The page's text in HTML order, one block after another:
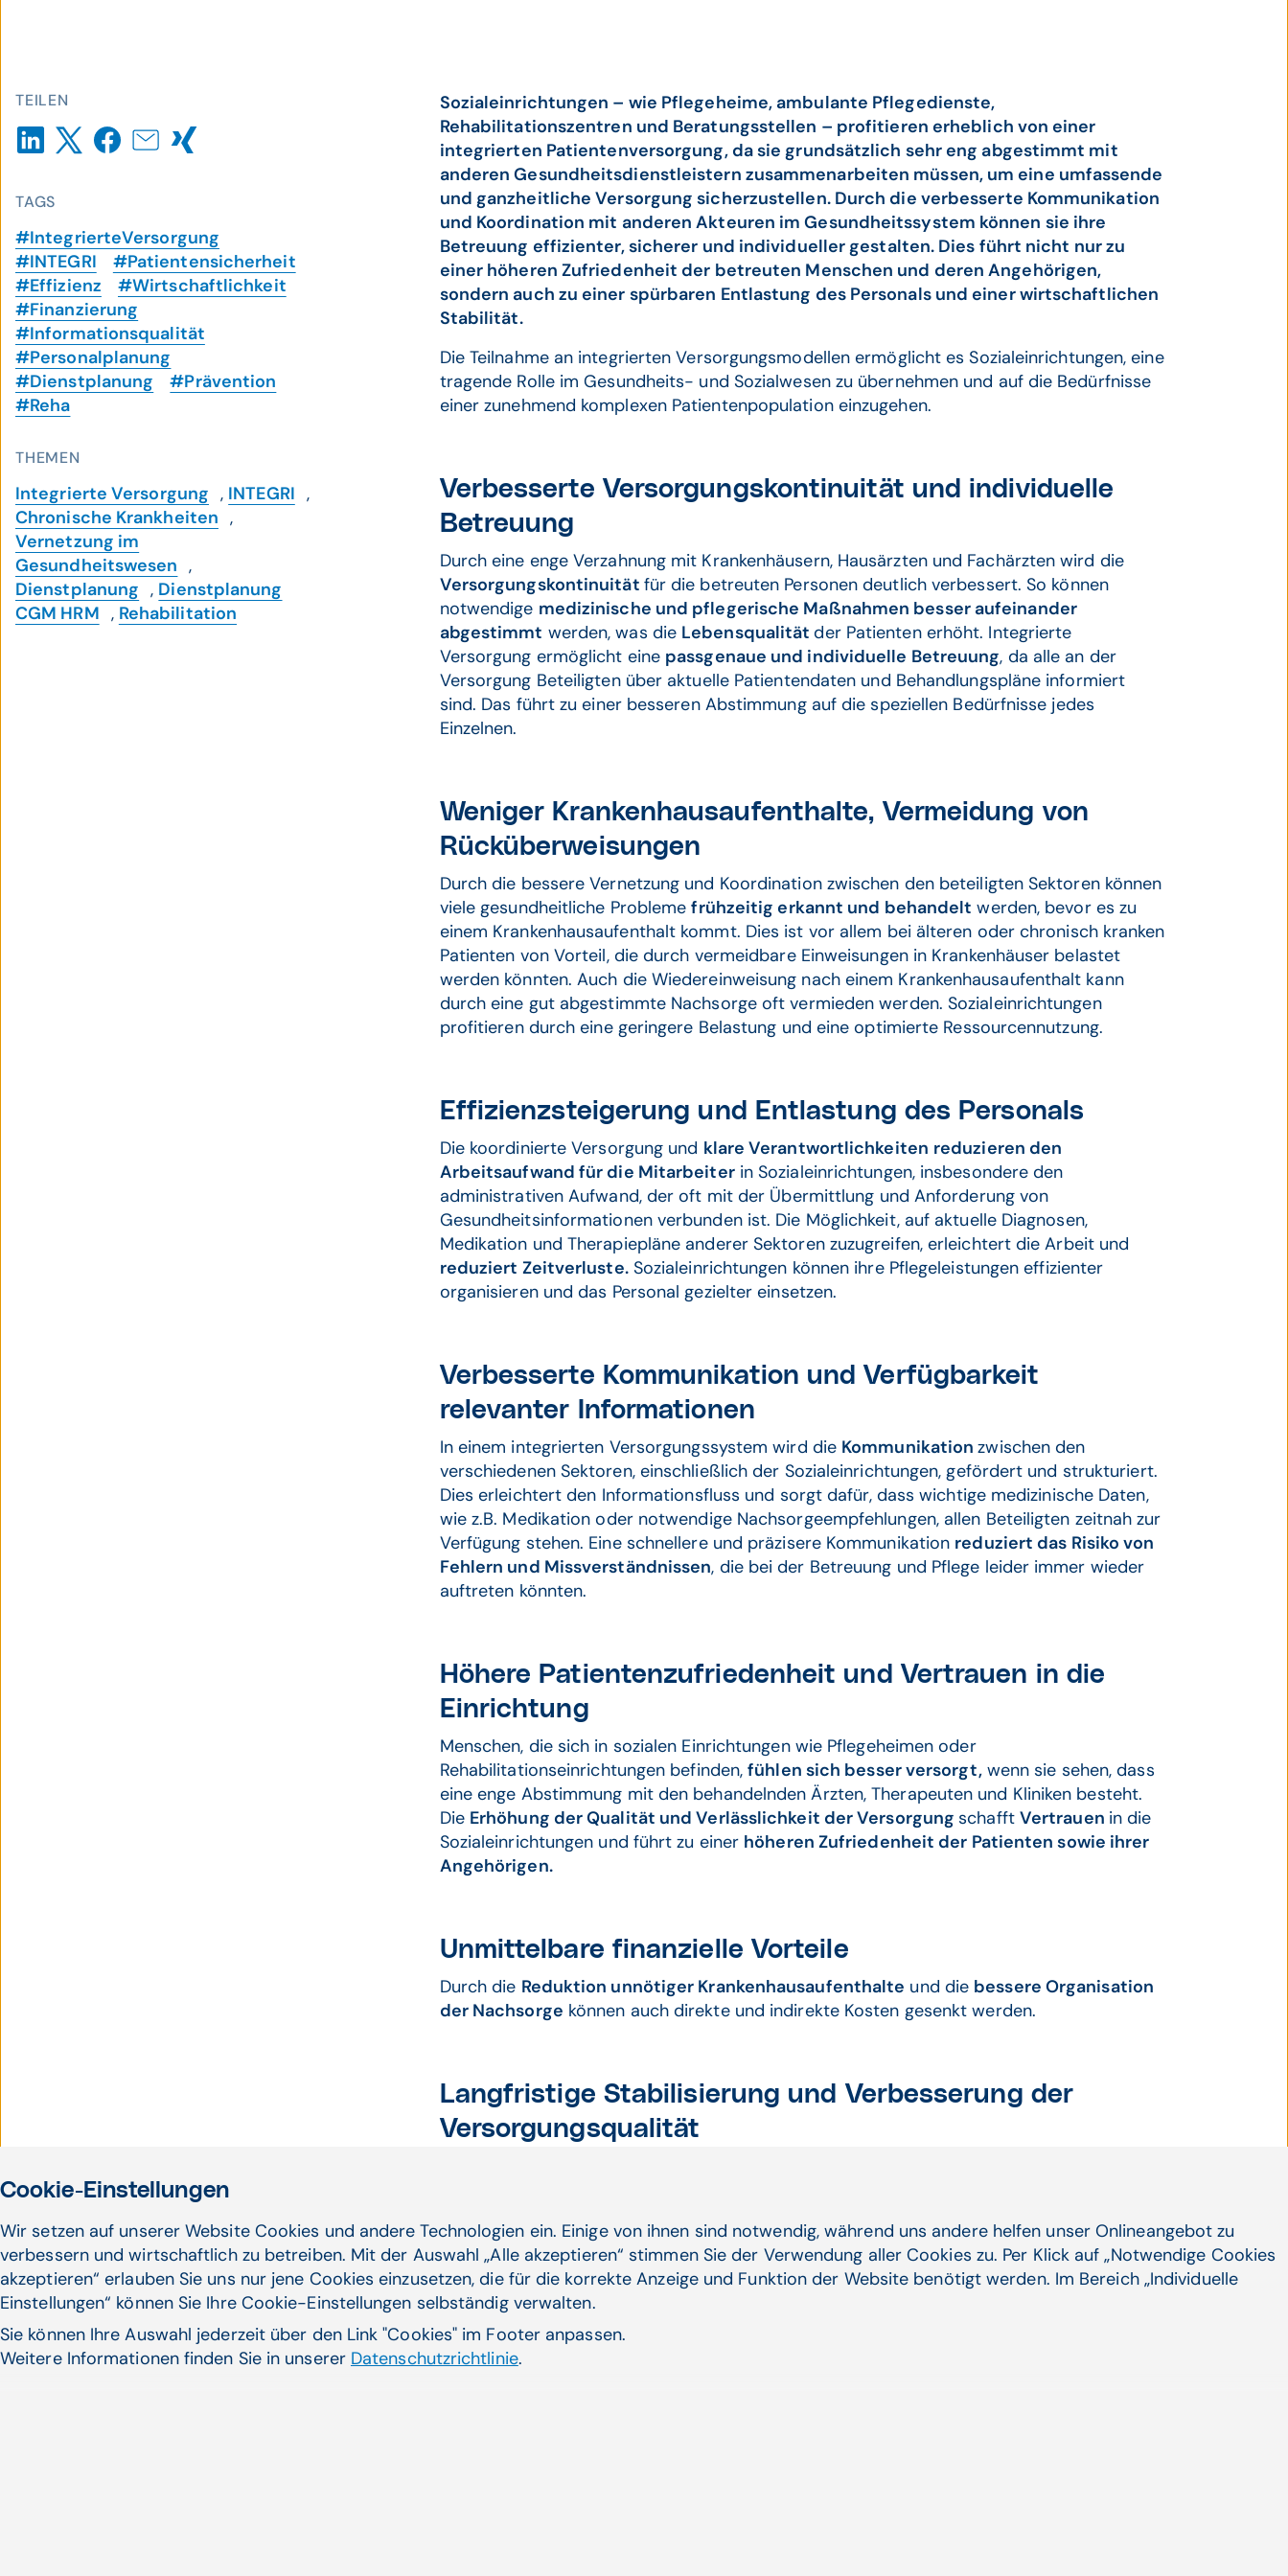
TEILEN
TAGS
#IntegrierteVersorgung
#INTEGRI
#Patientensicherheit
#Effizienz
#Wirtschaftlichkeit
#Finanzierung
#Informationsqualität
#Personalplanung
#Dienstplanung
#Prävention
#Reha
THEMEN
Integrierte Versorgung , INTEGRI ,
Chronische Krankheiten ,
Vernetzung im
Gesundheitswesen ,
Dienstplanung , Dienstplanung
CGM HRM , Rehabilitation
Sozialeinrichtungen – wie Pflegeheime, ambulante Pflegedienste,
Rehabilitationszentren und Beratungsstellen – profitieren erheblich von einer
integrierten Patientenversorgung, da sie grundsätzlich sehr eng abgestimmt mit
anderen Gesundheitsdienstleistern zusammenarbeiten müssen, um eine umfassende
und ganzheitliche Versorgung sicherzustellen. Durch die verbesserte Kommunikation
und Koordination mit anderen Akteuren im Gesundheitssystem können sie ihre
Betreuung effizienter, sicherer und individueller gestalten. Dies führt nicht nur zu
einer höheren Zufriedenheit der betreuten Menschen und deren Angehörigen,
sondern auch zu einer spürbaren Entlastung des Personals und einer wirtschaftlichen
Stabilität.
Die Teilnahme an integrierten Versorgungsmodellen ermöglicht es Sozialeinrichtungen, eine
tragende Rolle im Gesundheits- und Sozialwesen zu übernehmen und auf die Bedürfnisse
einer zunehmend komplexen Patientenpopulation einzugehen.
Verbesserte Versorgungskontinuität und individuelle
Betreuung
Durch eine enge Verzahnung mit Krankenhäusern, Hausärzten und Fachärzten wird die
Versorgungskontinuität für die betreuten Personen deutlich verbessert. So können
notwendige medizinische und pflegerische Maßnahmen besser aufeinander
abgestimmt werden, was die Lebensqualitätder Patienten erhöht. Integrierte
Versorgung ermöglicht eine passgenaue und individuelle Betreuung, da alle an der
Versorgung Beteiligten über aktuelle Patientendaten und Behandlungspläne informiert
sind. Das führt zu einer besseren Abstimmung auf die speziellen Bedürfnisse jedes
Einzelnen.
Weniger Krankenhausaufenthalte, Vermeidung von
Rücküberweisungen
Durch die bessere Vernetzung und Koordination zwischen den beteiligten Sektoren können
viele gesundheitliche Problemefrühzeitig erkannt und behandelt werden, bevor es zu
einem Krankenhausaufenthalt kommt. Dies ist vor allem bei älteren oder chronisch kranken
Patienten von Vorteil, die durch vermeidbare Einweisungen in Krankenhäuser belastet
werden könnten. Auch die Wiedereinweisung nach einem Krankenhausaufenthalt kann
durch eine gut abgestimmte Nachsorge oft vermieden werden. Sozialeinrichtungen
profitieren durch eine geringere Belastung und eine optimierte Ressourcennutzung.
Effizienzsteigerung und Entlastung des Personals
Die koordinierte Versorgung und klare Verantwortlichkeiten reduzieren den
Arbeitsaufwand für die Mitarbeiterin Sozialeinrichtungen, insbesondere den
administrativen Aufwand, der oft mit der Übermittlung und Anforderung von
Gesundheitsinformationen verbunden ist. Die Möglichkeit, auf aktuelle Diagnosen,
Medikation und Therapiepläne anderer Sektoren zuzugreifen, erleichtert die Arbeit und
reduziert Zeitverluste.Sozialeinrichtungen können ihre Pflegeleistungen effizienter
organisieren und das Personal gezielter einsetzen.
Verbesserte Kommunikation und Verfügbarkeit
relevanter Informationen
In einem integrierten Versorgungssystem wird die Kommunikationzwischen den
verschiedenen Sektoren, einschließlich der Sozialeinrichtungen, gefördert und strukturiert.
Dies erleichtert den Informationsfluss und sorgt dafür, dass wichtige medizinische Daten,
wie z.B. Medikation oder notwendige Nachsorgeempfehlungen, allen Beteiligten zeitnah zur
Verfügung stehen. Eine schnellere und präzisere Kommunikation reduziert das Risiko von
Fehlern und Missverständnissen, die bei der Betreuung und Pflege leider immer wieder
auftreten könnten.
Höhere Patientenzufriedenheit und Vertrauen in die
Einrichtung
Menschen, die sich in sozialen Einrichtungen wie Pflegeheimen oder
Rehabilitationseinrichtungen befinden,fühlen sich besser versorgt,wenn sie sehen, dass
eine enge Abstimmung mit den behandelnden Ärzten, Therapeuten und Kliniken besteht.
Die Erhöhung der Qualität und Verlässlichkeit der Versorgungschafft Vertrauen in die
Sozialeinrichtungen und führt zu einer höheren Zufriedenheit der Patienten sowie ihrer
Angehörigen.
Unmittelbare finanzielle Vorteile
Durch die Reduktion unnötiger Krankenhausaufenthalte und die bessere Organisation
der Nachsorge können auch direkte und indirekte Kosten gesenkt werden.
Langfristige Stabilisierung und Verbesserung der
Versorgungsqualität
integrierten Versorgungsmodells sind, werdenals moderne und wertvolle Partner im
Versorgungssystemwahrgenommen, was ihnenStabilität und eine gesicherte Position
im Gesundheitswesen verschafft.
Cookie-Einstellungen
Wir setzen auf unserer Website Cookies und andere Technologien ein. Einige von ihnen sind notwendig, während uns andere helfen unser Onlineangebot zu
verbessern und wirtschaftlich zu betreiben. Mit der Auswahl „Alle akzeptieren“ stimmen Sie der Verwendung aller Cookies zu. Per Klick auf „Notwendige Cookies
akzeptieren“ erlauben Sie uns nur jene Cookies einzusetzen, die für die korrekte Anzeige und Funktion der Website benötigt werden. Im Bereich „Individuelle
Einstellungen“ können Sie Ihre Cookie-Einstellungen selbständig verwalten.
Sie können Ihre Auswahl jederzeit über den Link "Cookies" im Footer anpassen.
Weitere Informationen finden Sie in unserer Datenschutzrichtlinie.